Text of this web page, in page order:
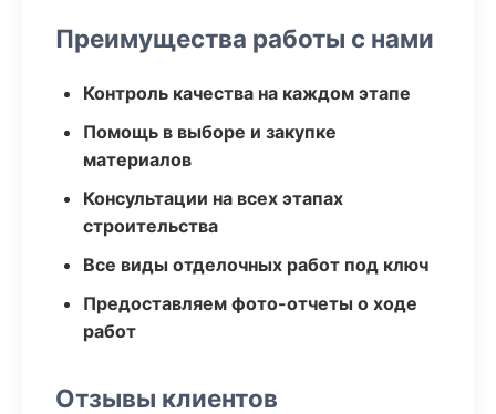
Преимущества работы с нами
Контроль качества на каждом этапе
Помощь в выборе и закупке
материалов
Консультации на всех этапах
строительства
Все виды отделочных работ под ключ
Предоставляем фото-отчеты о ходе
работ
Отзывы клиентов